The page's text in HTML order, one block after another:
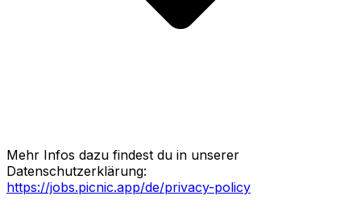
Mehr Infos dazu findest du in unserer
Datenschutzerklärung:
https://jobs.picnic.app/de/privacy-policy